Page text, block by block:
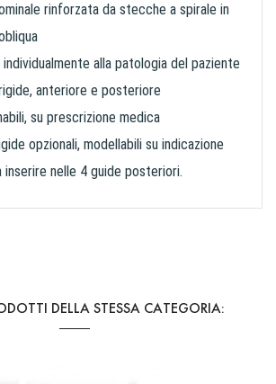
rinforzata da stecche a spirale in
alla patologia del paziente
anteriore e posteriore
su prescrizione medica
opzionali, modellabili su indicazione
inserire nelle 4 guide posteriori.
DELLA STESSA CATEGORIA: